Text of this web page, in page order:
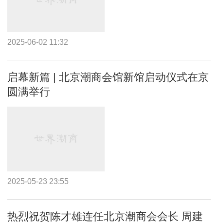
2025-06-02 11:32
启幕新篇 | 北京潮商会馆新馆启动仪式在京
圆满举行
2025-05-23 23:55
热烈祝贺陈才雄连任北京潮商会会长 周建